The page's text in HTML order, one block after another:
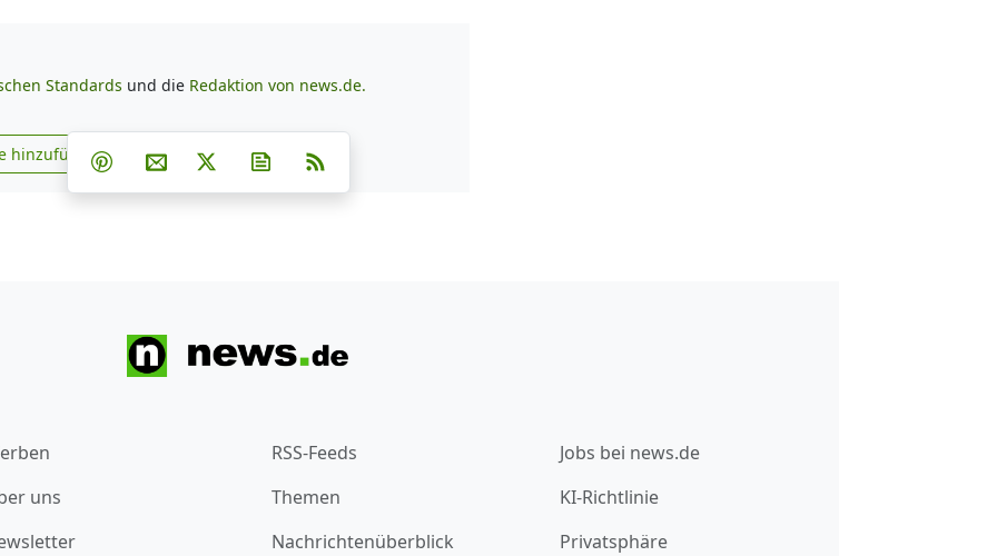
Standards und die Redaktion von news.de.
zu Google hinzufügen
hinzufügen Teilen auf Facebook
Teilen auf Whatsapp
Teilen auf Telegram
Teilen auf Pinterest
Per E-Mail teilen
Post auf XNewsletter abonnieren
uns
RSS-Feeds
Themen
Nachrichtenüberblick
Jobs bei news.de
KI-Richtlinie
Privatsphäre